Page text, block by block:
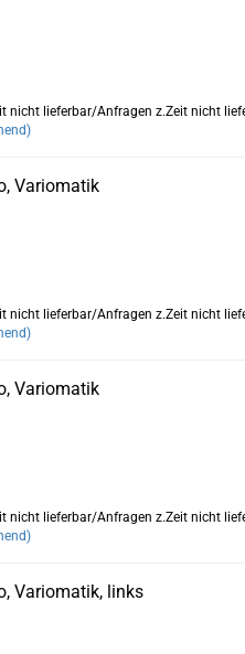
z.Zeit nicht
Variomatik
z.Zeit nicht
Variomatik
z.Zeit nicht
Variomatik, links